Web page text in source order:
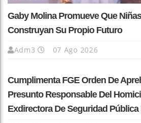
Gaby Molina Promueve Que
Construyan Su Propio Futuro
Adm3 07 Ago 2026
Cumplimenta FGE Orden De
Presunto Responsable Del
Exdirectora De Seguridad